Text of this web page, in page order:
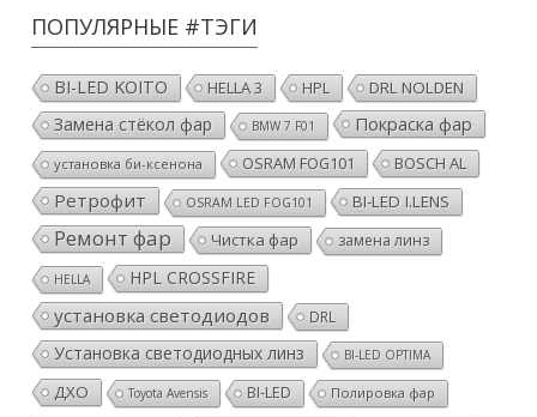
ПОПУЛЯРНЫЕ #ТЭГИ
BI-LED KOITO HELLA 3 HPL DRL NOLDEN
Замена стёкол фар BMW 7 F01 Покраска фар
установка би-ксенона OSRAM FOG101 BOSCH AL
Ретрофит OSRAM LED FOG101 BI-LED I.LENS
Ремонт фар Чистка фар замена линз
HELLA HPL CROSSFIRE
установка светодиодов DRL
Установка светодиодных линз BI-LED OPTIMA
ДХО Toyota Avensis BI-LED Полировка фар